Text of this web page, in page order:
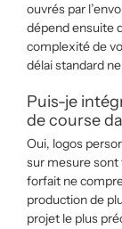
ouvrés par
dépend ensuite
complexité de
délai standard
Puis-je
de course
Oui, logos
sur mesure sont
forfait ne
production de
projet le plus